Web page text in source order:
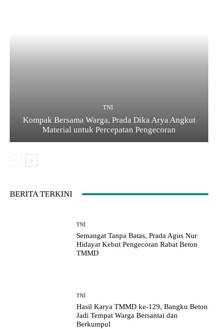
TNI
Kompak Bersama Warga, Prada Dika Arya Angkut
Material untuk Percepatan Pengecoran
BERITA TERKINI
TNI
Semangat Tanpa Batas, Prada Agus Nur
Hidayat Kebut Pengecoran Rabat Beton
TMMD
TNI
Hasil Karya TMMD ke-129, Bangku Beton
Jadi Tempat Warga Bersantai dan
Berkumpul